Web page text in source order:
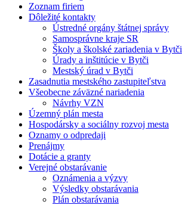
Zoznam firiem
Dôležité kontakty
Ústredné orgány štátnej správy
Samosprávne kraje SR
Školy a školské zariadenia v Bytči
Úrady a inštitúcie v Bytči
Mestský úrad v Bytči
Zasadnutia mestského zastupiteľstva
Všeobecne záväzné nariadenia
Návrhy VZN
Územný plán mesta
Hospodársky a sociálny rozvoj mesta
Oznamy o odpredaji
Prenájmy
Dotácie a granty
Verejné obstarávanie
Oznámenia a výzvy
Výsledky obstarávania
Plán obstarávania